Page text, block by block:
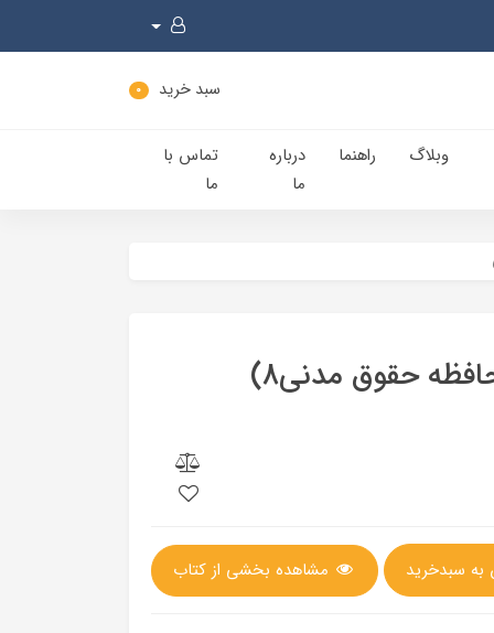
سبد خرید 0
وبلاگ راهنما
درباره
ما
تماس با
ما
شفعه، وصیت و ارث (کمک حافظه حقوق مدنی8)
مشاهده بخشی از کتاب